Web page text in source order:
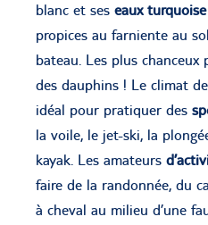
blanc et ses eaux
propices au farniente au
bateau. Les plus
des dauphins ! Le climat
idéal pour pratiquer des
la voile, le jet-ski, la
kayak. Les amateurs
faire de la randonnée, du
à cheval au milieu d’une